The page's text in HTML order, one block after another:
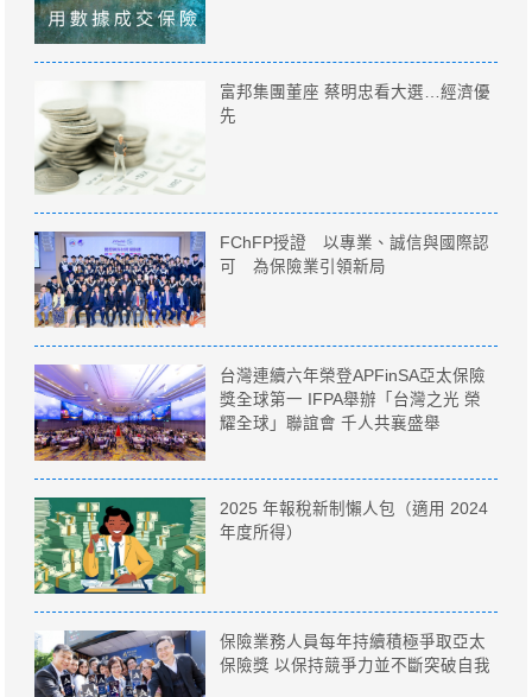
富邦集團董座 蔡明忠看大選…經濟優
先
FChFP授證 以專業、誠信與國際認
可 為保險業引領新局
台灣連續六年榮登APFinSA亞太保險
獎全球第一 IFPA舉辦「台灣之光 榮
耀全球」聯誼會 千人共襄盛舉
2025 年報稅新制懶人包（適用 2024
年度所得）
保險業務人員每年持續積極爭取亞太
保險獎 以保持競爭力並不斷突破自我